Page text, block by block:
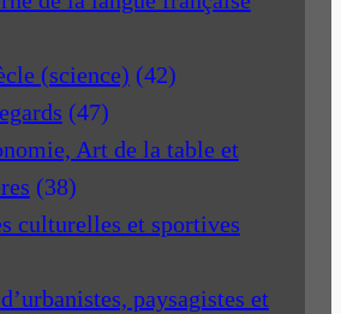
(science) (42)
(47)
Art de la table et
(38)
culturelles et sportives
paysagistes et